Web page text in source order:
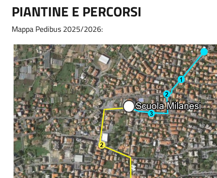
PIANTINE E PERCORSI
Mappa Pedibus 2025/2026: